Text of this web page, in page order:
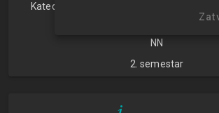
Katedra za teorijske i primijenjene osnove
NN
2. semestar